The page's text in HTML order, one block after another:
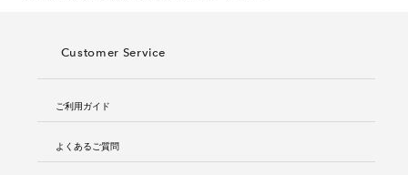
Customer Service
ご利用ガイド
よくあるご質問